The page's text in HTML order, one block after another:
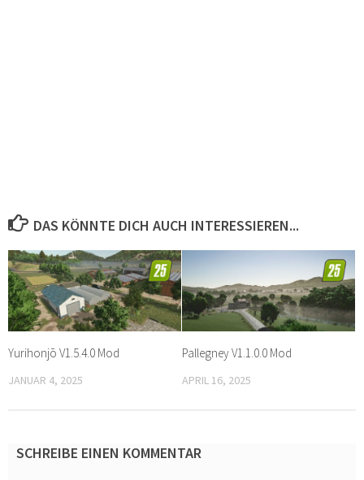
DAS KÖNNTE DICH AUCH INTERESSIEREN...
Yurihonjō V1.5.4.0 Mod
JANUAR 4, 2025
Pallegney V1.1.0.0 Mod
APRIL 16, 2025
SCHREIBE EINEN KOMMENTAR